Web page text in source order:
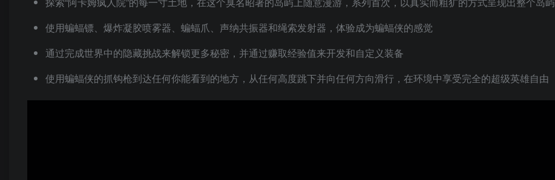
使用蝙蝠镖、爆炸凝胶喷雾器、蝙蝠爪、声纳共振器和绳索发射器，体验成为蝙蝠侠的感觉
通过完成世界中的隐藏挑战来解锁更多秘密，并通过赚取经验值来开发和自定义装备
使用蝙蝠侠的抓钩枪到达任何你能看到的地方，从任何高度跳下并向任何方向滑行，在环境中享受完全的超级英雄自由